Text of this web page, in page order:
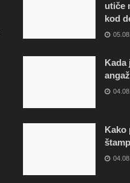
utiče
kod
Kada
Kako